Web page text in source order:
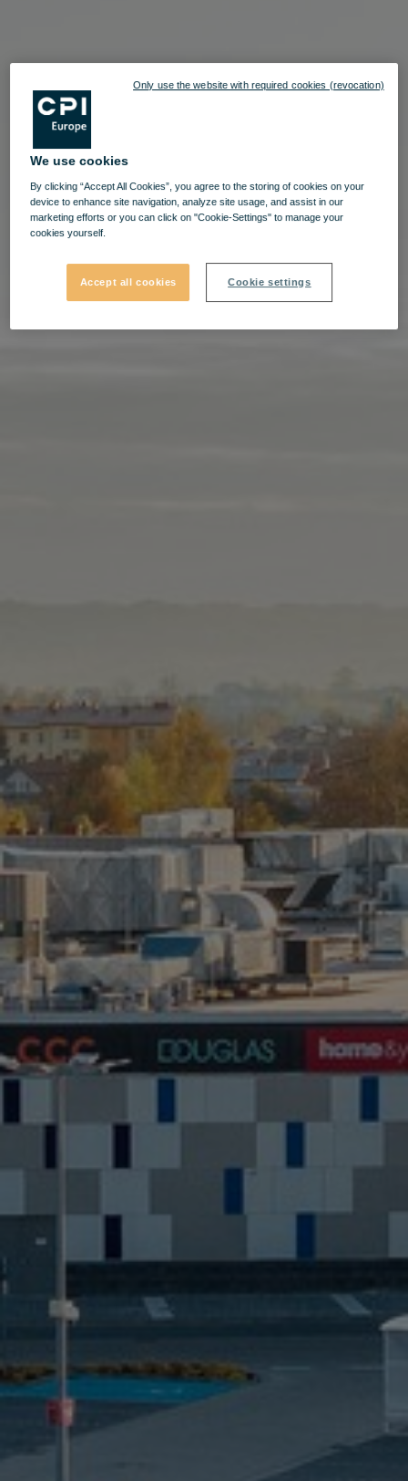
We use cookies
By clicking “Accept All Cookies”, you agree to the storing of cookies on your
device to enhance site navigation, analyze site usage, and assist in our
marketing efforts or you can click on "Cookie-Settings" to manage your
cookies yourself.
Accept all cookies Cookie settings
Only use the website with required cookies (revocation)